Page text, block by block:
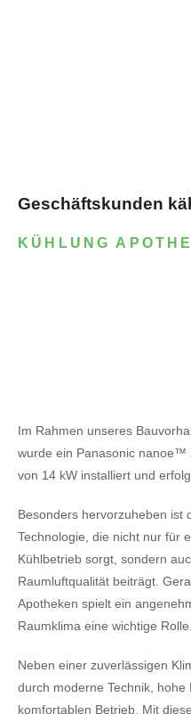
Geschäftskunden
KÜHLUNG
Im Rahmen unseres
wurde ein Panasonic nanoe™
von 14 kW installiert und
Besonders hervorzuheben
Technologie, die nicht nur für
Kühlbetrieb sorgt, sondern
Raumluftqualität beiträgt.
Apotheken spielt ein
Raumklima eine wichtige Rolle.
Neben einer zuverlässigen
durch moderne Technik,
komfortablen Betrieb. Mit